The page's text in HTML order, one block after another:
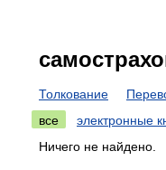
Толкование
все
электронные
Ничего не найдено.